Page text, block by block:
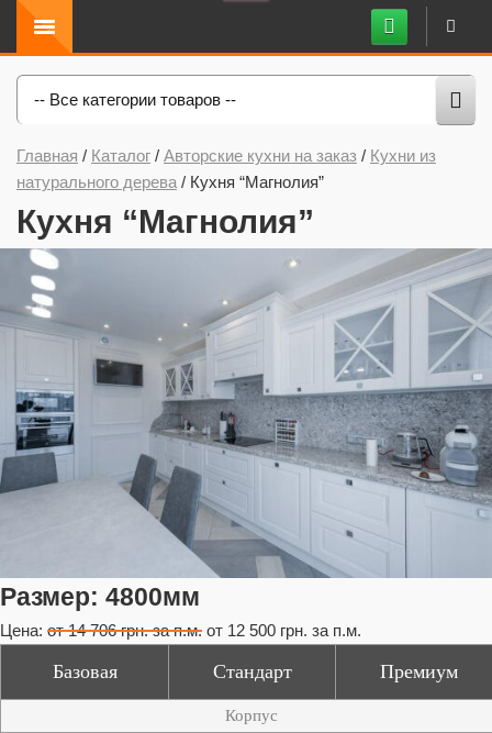
-- Все категории товаров --
Главная / Каталог / Авторские кухни на заказ / Кухни из
натурального дерева / Кухня “Магнолия”
Кухня “Магнолия”
Размер: 4800мм
Цена: от 14 706 грн. за п.м. от 12 500 грн. за п.м.
Базовая Стандарт Премиум
Корпус